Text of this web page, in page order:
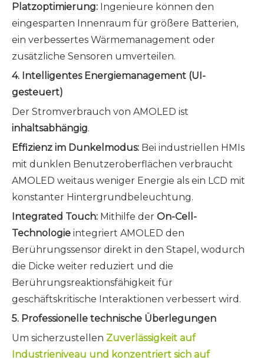
Platzoptimierung: Ingenieure können den
eingesparten Innenraum für größere Batterien,
ein verbessertes Wärmemanagement oder
zusätzliche Sensoren umverteilen.
4. Intelligentes Energiemanagement (UI-
gesteuert)
Der Stromverbrauch von AMOLED ist
inhaltsabhängig.
Effizienz im Dunkelmodus: Bei industriellen HMIs
mit dunklen Benutzeroberflächen verbraucht
AMOLED weitaus weniger Energie als ein LCD mit
konstanter Hintergrundbeleuchtung.
Integrated Touch: Mithilfe der On-Cell-
Technologie integriert AMOLED den
Berührungssensor direkt in den Stapel, wodurch
die Dicke weiter reduziert und die
Berührungsreaktionsfähigkeit für
geschäftskritische Interaktionen verbessert wird.
5. Professionelle technische Überlegungen
Um sicherzustellen Zuverlässigkeit auf
Industrieniveau und konzentriert sich auf